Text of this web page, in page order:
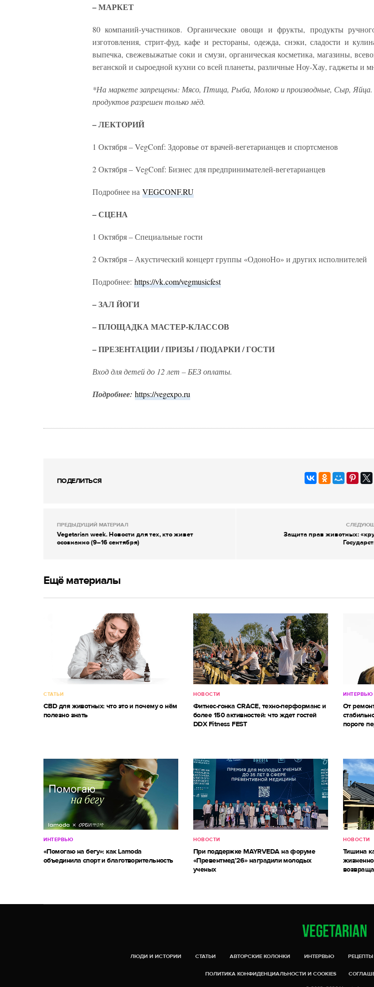
– МАРКЕТ
80 компаний-участников. Органические овощи и фрукты, продукты
изготовления, стрит-фуд, кафе и рестораны, одежда, снэки, сладости и
выпечка, свежевыжатые соки и смузи, органическая косметика, магазины,
веганской и сыроедной кухни со всей планеты, различные Ноу-Хау, гаджеты и
*На маркете запрещены: Мясо, Птица, Рыба, Молоко и производные, Сыр, Яйца.
продуктов разрешен только мёд.
– ЛЕКТОРИЙ
1 Октября – VegConf: Здоровье от врачей-вегетарианцев и спортсменов
2 Октября – VegConf: Бизнес для предпринимателей-вегетарианцев
Подробнее на VEGCONF.RU
– СЦЕНА
1 Октября – Специальные гости
2 Октября – Акустический концерт группы «ОдоноНо» и других исполнителей
Подробнее: https://vk.com/vegmusicfest
– ЗАЛ ЙОГИ
– ПЛОЩАДКА МАСТЕР-КЛАССОВ
– ПРЕЗЕНТАЦИИ / ПРИЗЫ / ПОДАРКИ / ГОСТИ
Вход для детей до 12 лет – БЕЗ оплаты.
Подробнее: https://vegexpo.ru
ПОДЕЛИТЬСЯ
ПРЕДЫДУЩИЙ МАТЕРИАЛ
Vegetarian week. Новости для тех, кто живет
осознанно (9–16 сентября)
Защита прав животных:
Ещё материалы
СТАТЬИ
CBD для животных: что это и почему о нём
полезно знать
НОВОСТИ
Фитнес-гонка CRACE, техно-перформанс и
более 150 активностей: что ждет гостей
DDX Fitness FEST
ИНТЕРВЬЮ
От
пороге
ИНТЕРВЬЮ
«Помогаю на бегу»: как Lamoda
объединила спорт и благотворительность
НОВОСТИ
При поддержке MAYRVEDA на форуме
«Превентмед’26» наградили молодых
ученых
НОВОСТИ
Тишина
ЛЮДИ И ИСТОРИИ СТАТЬИ АВТОРСКИЕ КОЛОНКИ ИНТЕРВЬЮ РЕЦЕПТЫ
ПОЛИТИКА КОНФИДЕНЦИАЛЬНОСТИ И COOKIES